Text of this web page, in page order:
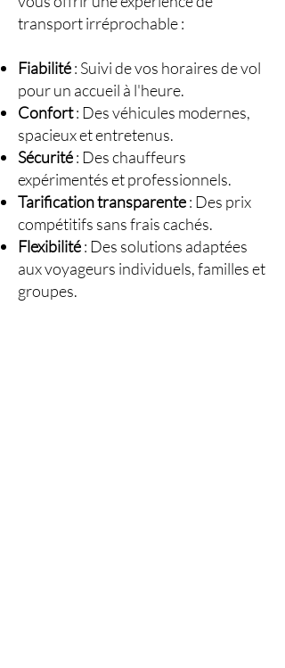
transport irréprochable :
Fiabilité: Suivi de vos horaires de vol
pour un accueil à l'heure.
Confort: Des véhicules modernes,
spacieux et entretenus.
Sécurité: Des chauffeurs
expérimentés et professionnels.
Tarification transparente: Des prix
compétitifs sans frais cachés.
Flexibilité: Des solutions adaptées
aux voyageurs individuels, familles et
groupes.